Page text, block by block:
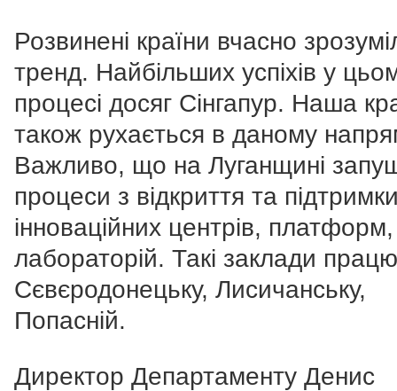
Розвинені країни вчасно
тренд. Найбільших успіхів у
процесі досяг Сінгапур. Наша
також рухається в даному
Важливо, що на Луганщині
процеси з відкриття та
інноваційних центрів, платформ,
лабораторій. Такі заклади
Сєвєродонецьку, Лисичанську,
Попасній.
Директор Департаменту Денис